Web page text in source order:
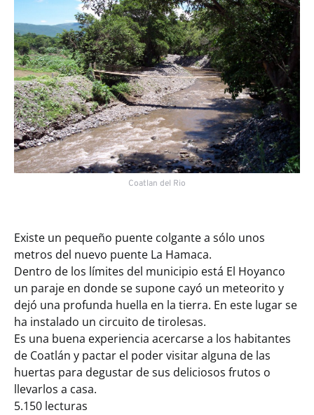
Coatlan del Rio
Existe un pequeño puente colgante a sólo unos
metros del nuevo puente La Hamaca.
Dentro de los límites del municipio está El Hoyanco
un paraje en donde se supone cayó un meteorito y
dejó una profunda huella en la tierra. En este lugar se
ha instalado un circuito de tirolesas.
Es una buena experiencia acercarse a los habitantes
de Coatlán y pactar el poder visitar alguna de las
huertas para degustar de sus deliciosos frutos o
llevarlos a casa.
5.150 lecturas